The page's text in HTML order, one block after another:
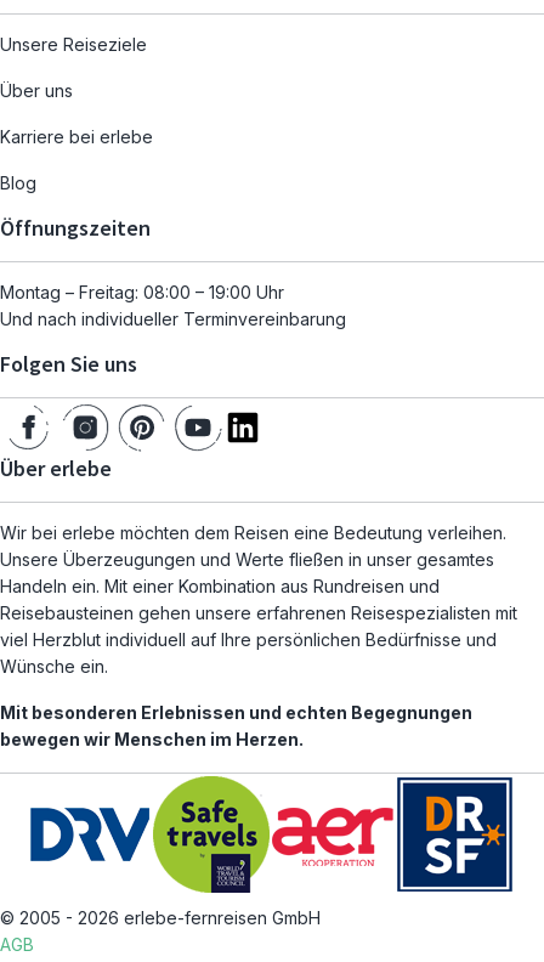
Unsere Reiseziele
Über uns
Karriere bei erlebe
Blog
Öffnungszeiten
Montag – Freitag: 08:00 – 19:00 Uhr
Und nach individueller Terminvereinbarung
Folgen Sie uns
Über erlebe
Wir bei erlebe möchten dem Reisen eine Bedeutung verleihen.
Unsere Überzeugungen und Werte fließen in unser gesamtes
Handeln ein. Mit einer Kombination aus Rundreisen und
Reisebausteinen gehen unsere erfahrenen Reisespezialisten mit
viel Herzblut individuell auf Ihre persönlichen Bedürfnisse und
Wünsche ein.
Mit besonderen Erlebnissen und echten Begegnungen
bewegen wir Menschen im Herzen.
© 2005 - 2026 erlebe-fernreisen GmbH
AGB